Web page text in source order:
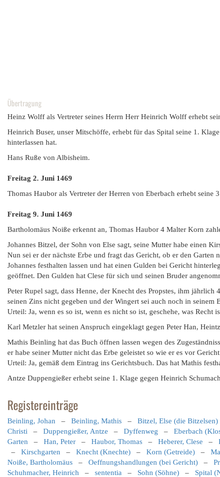
Übertragung
Heinz Wolff als Vertreter seines Herrn Herr Heinrich Wolff erhebt
Heinrich Buser, unser Mitschöffe, erhebt für das Spital seine 1.
hinterlassen hat.
Hans Ruße von Albisheim.
Freitag 2. Juni 1469
Thomas Haubor als Vertreter der Herren von Eberbach erhebt
Freitag 9. Juni 1469
Bartholomäus Noiße erkennt an, Thomas Haubor 4 Malter Korn
Johannes Bitzel, der Sohn von Else sagt, seine Mutter habe einen
Nun sei er der nächste Erbe und fragt das Gericht, ob er den
Johannes festhalten lassen und hat einen Gulden bei Gericht
geöffnet. Den Gulden hat Clese für sich und seinen Bruder
Peter Rupel sagt, dass Henne, der Knecht des Propstes, ihm
seinen Zins nicht gegeben und der Wingert sei auch noch in
Urteil: Ja, wenn es so ist, wenn es nicht so ist, geschehe, was Recht
Karl Metzler hat seinen Anspruch eingeklagt gegen Peter Han,
Mathis Beinling hat das Buch öffnen lassen wegen des
er habe seiner Mutter nicht das Erbe geleistet so wie er es vor
Urteil: Ja, gemäß dem Eintrag ins Gerichtsbuch. Das hat Mathis
Antze Duppengießer erhebt seine 1. Klage gegen Heinrich
Registereinträge
Beinling, Johan – Beinling, Mathis – Bitzel, Else (die Bitzelsen)
Christi – Duppengießer, Antze – Dyffenweg – Eberbach
Garten – Han, Peter – Haubor, Thomas – Heberer, Clese –
– Kirschgarten – Knecht (Knechte) – Korn (Getreide) –
Noiße, Bartholomäus – Oeffnungshandlungen (bei Gericht) –
Schuhmacher, Heinrich – sententia – Sohn (Söhne) – Spital